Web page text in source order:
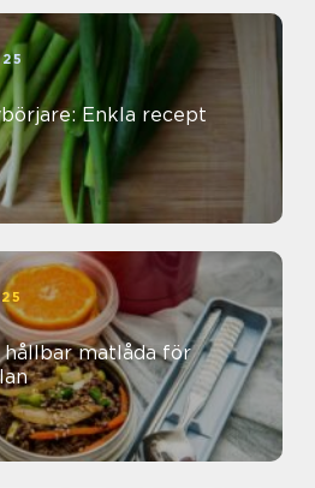
Enkla recept
hållbar matlåda för